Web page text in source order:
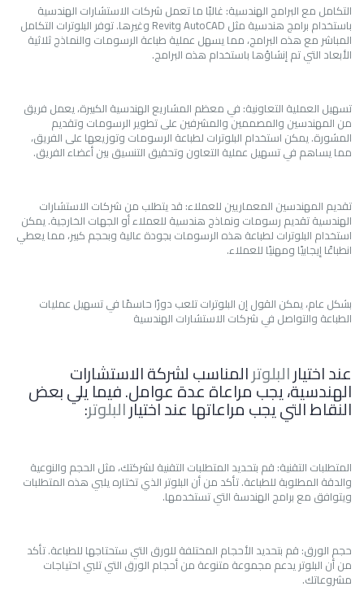
التكامل مع البرامج الهندسية: غالبًا ما تعمل شركات الاستشارات الهندسية
باستخدام برامج هندسية مثل AutoCAD وRevit وغيرها. توفر البلوترات التكامل
المباشر مع هذه البرامج، مما يسهل عملية طباعة الرسومات والنماذج ثلاثية
الأبعاد التي تم إنشاؤها باستخدام هذه البرامج.
تسهيل العملية التعاونية: في معظم المشاريع الهندسية الكبيرة، يعمل فريق
من المهندسين والمصممين والمشرفين على تطوير الرسومات وتقديم
المشورة. يمكن استخدام البلوترات لطباعة الرسومات وتوزيعها على الفريق،
مما يساهم في تسهيل عملية التعاون وتحقيق التنسيق بين أعضاء الفريق.
تقديم المهندسين المعماريين للعملاء: قد يتطلب من شركات الاستشارات
الهندسية تقديم رسومات ونماذج هندسية للعملاء أو الجهات الخارجية. يمكن
استخدام البلوترات لطباعة هذه الرسومات بجودة عالية وبحجم كبير، مما يعطي
انطباعًا إيجابيًا ومهنيًا للعملاء.
بشكل عام، يمكن القول إن البلوترات تلعب دورًا حاسمًا في تسهيل عمليات
الطباعة والتواصل في شركات الاستشارات الهندسية
عند اختيارالبلوترالمناسب لشركة الاستشارات
الهندسية، يجب مراعاة عدة عوامل. فيما يلي بعض
النقاط التي يجب مراعاتها عند اختيارالبلوتر:
المتطلبات التقنية: قم بتحديد المتطلبات التقنية لشركتك، مثل الحجم والنوعية
والدقة المطلوبة للطباعة. تأكد من أن البلوتر الذي تختاره يلبي هذه المتطلبات
ويتوافق مع برامج الهندسة التي تستخدمها.
حجم الورق: قم بتحديد الأحجام المختلفة للورق التي ستحتاجها للطباعة. تأكد
من أن البلوتر يدعم مجموعة متنوعة من أحجام الورق التي تلبي احتياجات
مشروعاتك.